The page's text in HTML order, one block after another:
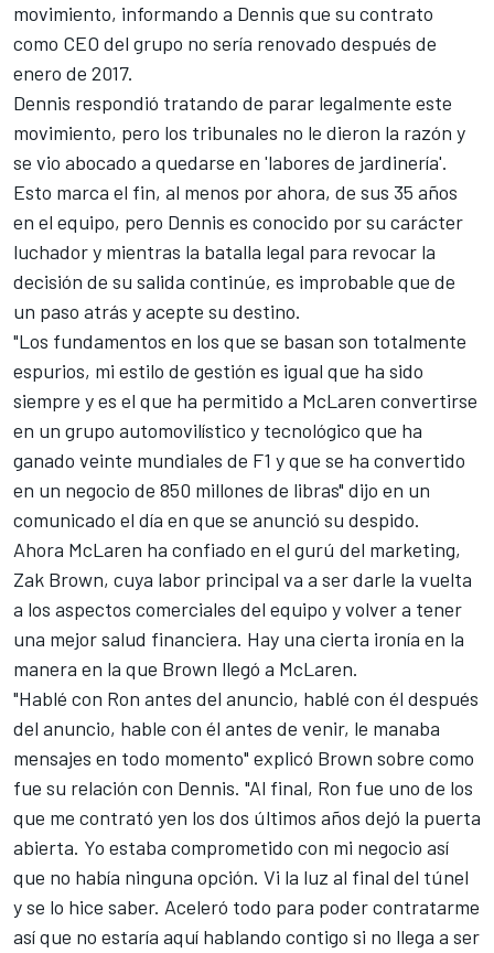
movimiento, informando a Dennis que su contrato
como CEO del grupo no sería renovado después de
enero de 2017.
Dennis respondió tratando de parar legalmente este
movimiento, pero los tribunales no le dieron la razón y
se vio abocado a quedarse en 'labores de jardinería'.
Esto marca el fin, al menos por ahora, de sus 35 años
en el equipo, pero Dennis es conocido por su carácter
luchador y mientras la batalla legal para revocar la
decisión de su salida continúe, es improbable que de
un paso atrás y acepte su destino.
"Los fundamentos en los que se basan son totalmente
espurios, mi estilo de gestión es igual que ha sido
siempre y es el que ha permitido a McLaren convertirse
en un grupo automovilístico y tecnológico que ha
ganado veinte mundiales de F1 y que se ha convertido
en un negocio de 850 millones de libras" dijo en un
comunicado el día en que se anunció su despido.
Ahora McLaren ha confiado en el gurú del marketing,
Zak Brown, cuya labor principal va a ser darle la vuelta
a los aspectos comerciales del equipo y volver a tener
una mejor salud financiera. Hay una cierta ironía en la
manera en la que Brown llegó a McLaren.
"Hablé con Ron antes del anuncio, hablé con él después
del anuncio, hable con él antes de venir, le manaba
mensajes en todo momento" explicó Brown sobre como
fue su relación con Dennis. "Al final, Ron fue uno de los
que me contrató yen los dos últimos años dejó la puerta
abierta. Yo estaba comprometido con mi negocio así
que no había ninguna opción. Vi la luz al final del túnel
y se lo hice saber. Aceleró todo para poder contratarme
así que no estaría aquí hablando contigo si no llega a ser